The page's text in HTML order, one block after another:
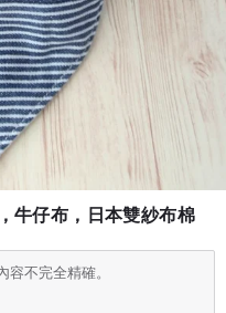
牛仔布，日本雙紗布棉
不完全精確。